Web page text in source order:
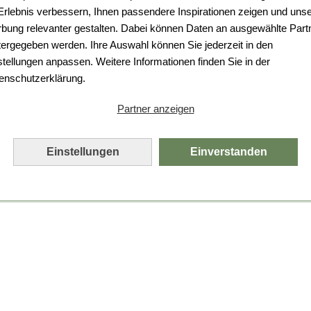
verbessern, Ihnen passendere Inspirationen zeigen und
relevanter gestalten. Dabei können Daten an ausgewählte
werden. Ihre Auswahl können Sie jederzeit in den
anpassen. Weitere Informationen finden Sie in der
Partner anzeigen
Einstellungen Einverstanden
Da ist etwas schiefgelaufen.
Leider ist ein technischer Fehler aufgetreten.
Bitte laden Sie die Seite neu.